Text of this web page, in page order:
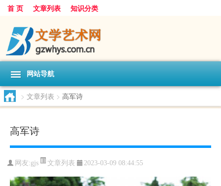
首 页 文章列表 知识分类
网站导航
> 文章列表 > 高军诗
高军诗
网友:gjs 文章列表 2023-03-09 08:44:55